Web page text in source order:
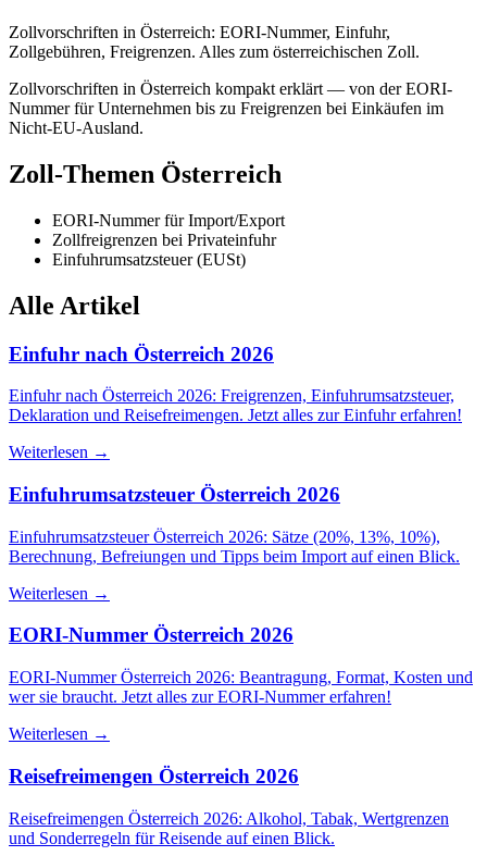
Zollvorschriften in Österreich: EORI-Nummer, Einfuhr,
Zollgebühren, Freigrenzen. Alles zum österreichischen Zoll.
Zollvorschriften in Österreich kompakt erklärt — von der EORI-
Nummer für Unternehmen bis zu Freigrenzen bei Einkäufen im
Nicht-EU-Ausland.
Zoll-Themen Österreich
EORI-Nummer für Import/Export
Zollfreigrenzen bei Privateinfuhr
Einfuhrumsatzsteuer (EUSt)
Alle Artikel
Einfuhr nach Österreich 2026
Einfuhr nach Österreich 2026: Freigrenzen, Einfuhrumsatzsteuer,
Deklaration und Reisefreimengen. Jetzt alles zur Einfuhr erfahren!
Weiterlesen →
Einfuhrumsatzsteuer Österreich 2026
Einfuhrumsatzsteuer Österreich 2026: Sätze (20%, 13%, 10%),
Berechnung, Befreiungen und Tipps beim Import auf einen Blick.
Weiterlesen →
EORI-Nummer Österreich 2026
EORI-Nummer Österreich 2026: Beantragung, Format, Kosten und
wer sie braucht. Jetzt alles zur EORI-Nummer erfahren!
Weiterlesen →
Reisefreimengen Österreich 2026
Reisefreimengen Österreich 2026: Alkohol, Tabak, Wertgrenzen
und Sonderregeln für Reisende auf einen Blick.